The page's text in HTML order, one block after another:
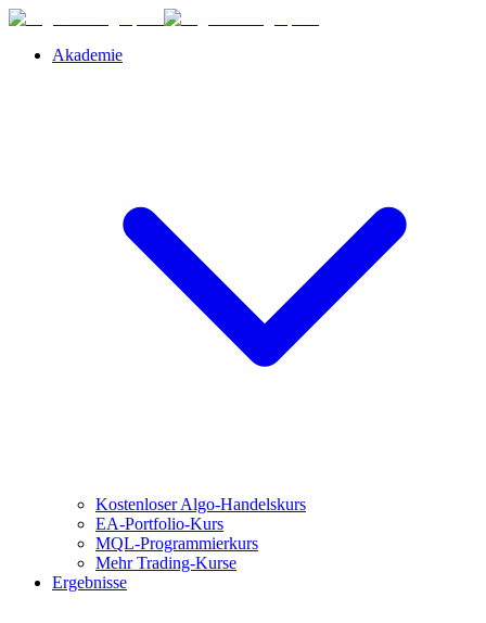
Akademie
Kostenloser Algo-Handelskurs
EA-Portfolio-Kurs
MQL-Programmierkurs
Mehr Trading-Kurse
Ergebnisse